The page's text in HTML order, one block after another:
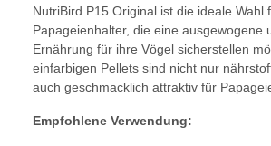
NutriBird P15 Original ist die ideale Wahl
Papageienhalter, die eine ausgewogene
Ernährung für ihre Vögel sicherstellen
einfarbigen Pellets sind nicht nur
auch geschmacklich attraktiv für
Empfohlene Verwendung: